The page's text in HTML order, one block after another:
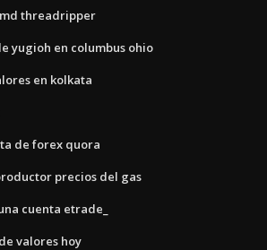
threadripper
yugioh en columbus ohio
en kolkata
de forex quora
precios del gas
cuenta etrade_
valores hoy